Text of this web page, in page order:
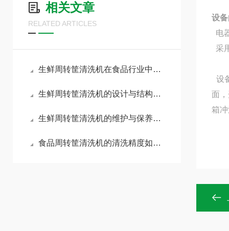
相关文章
RELATED ARTICLES
生鲜周转筐清洗机在食品行业中的应用
生鲜周转筐清洗机的设计与结构优化
生鲜周转筐清洗机的维护与保养指南
食品周转筐清洗机的清洗精度如何保证？
设
电
采
设
面
箱